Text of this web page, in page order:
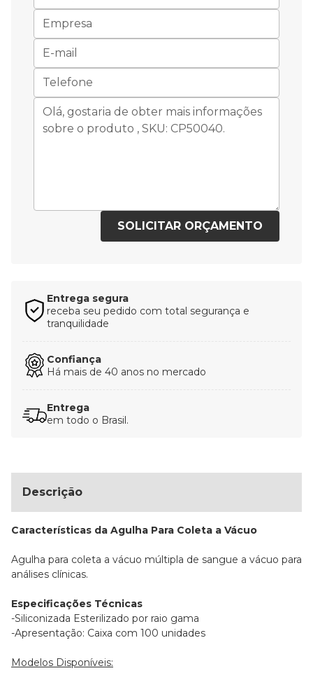
SOLICITAR ORÇAMENTO
Entrega segura
receba seu pedido com total segurança e
tranquilidade
Confiança
Há mais de 40 anos no mercado
Entrega
em todo o Brasil.
Descrição
Características da Agulha Para Coleta a Vácuo
Agulha para coleta a vácuo múltipla de sangue a vácuo para
análises clínicas.
Especificações Técnicas
-Siliconizada Esterilizado por raio gama
-Apresentação: Caixa com 100 unidades
Modelos Disponíveis: